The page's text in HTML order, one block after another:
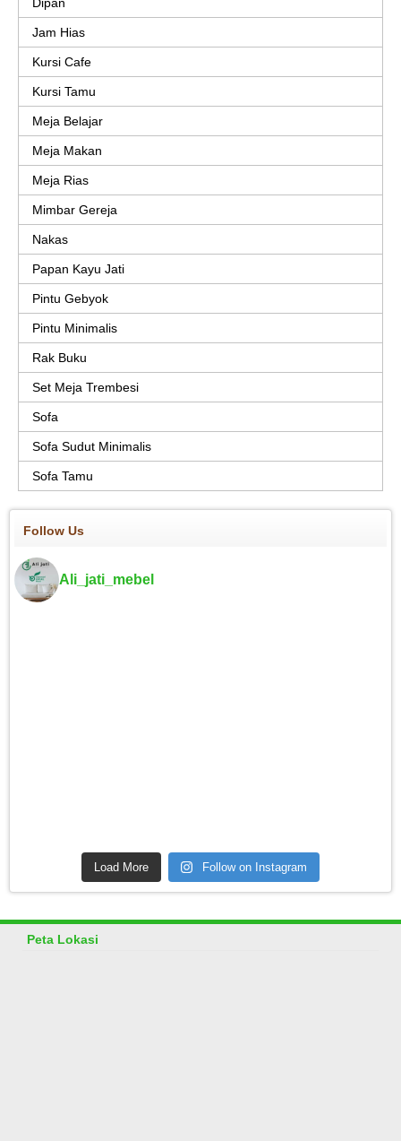
Dipan
Jam Hias
Kursi Cafe
Kursi Tamu
Meja Belajar
Meja Makan
Meja Rias
Mimbar Gereja
Nakas
Papan Kayu Jati
Pintu Gebyok
Pintu Minimalis
Rak Buku
Set Meja Trembesi
Sofa
Sofa Sudut Minimalis
Sofa Tamu
Follow Us
Ali_jati_mebel
Load More Follow on Instagram
Peta Lokasi